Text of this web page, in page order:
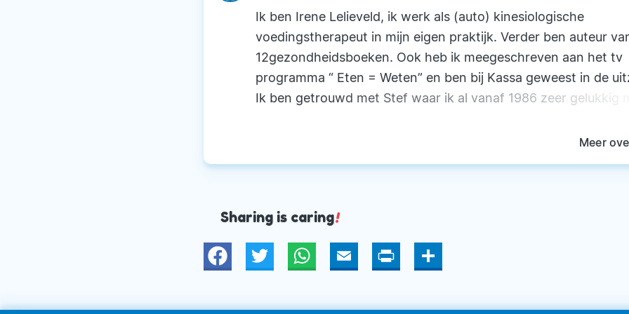
Ik ben Irene Lelieveld, ik werk als (auto) kinesiologische
voedingstherapeut in mijn eigen praktijk. Verder ben auteur
12gezondheidsboeken. Ook heb ik meegeschreven aan het tv
programma “ Eten = Weten” en ben bij Kassa geweest in de
Ik ben getrouwd met Stef waar ik al vanaf 1986 zeer gelukkig
wonen in zuid Limburg (Sittard) aan de rand van een prachtig
ik op meerdere plekken columniste. www.persoonlijke-
Meer
Sharing is caring!
Twitter WhatsAppEmail Print Deel